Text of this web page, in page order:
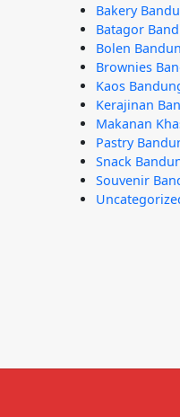
Bakery
Batagor
Bolen
Brownies
Kaos
Kerajinan
Makanan
Pastry
Snack
Souvenir